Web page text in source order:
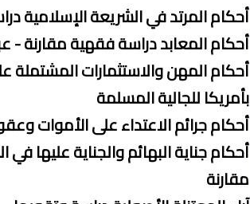
أحكام المرتد في الشريعة الإسلامية
أحكام المعابد دراسة فقهية مقارنة -
أحكام المهن والاستثمارات المشتملة
بأمريكا للجالية المسلمة
أحكام جرائم الاعتداء على الأموات
أحكام جناية البهائم والجناية عليها
مقارنة